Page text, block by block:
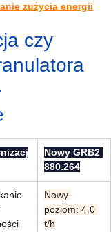
zużycia energii
czy
Nowy GRB2
880.264
Nowy
poziom: 4,0
t/h